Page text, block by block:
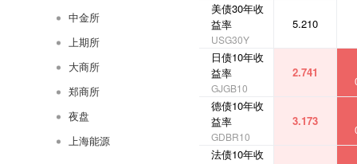
中金所
上期所
大商所
郑商所
夜盘
上海能源
美债30年收
益率
USG30Y
5.210
日债10年收
益率
GJGB10
2.741
德债10年收
益率
GDBR10
3.173
法债10年收